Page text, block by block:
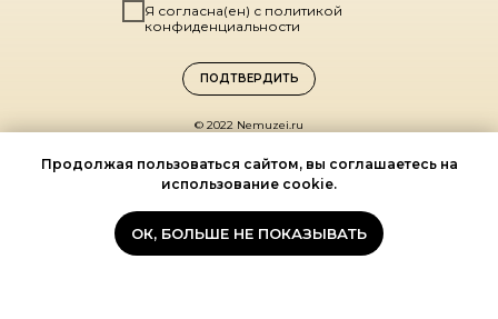
Я согласна(ен) с политикой
конфиденциальности
ПОДТВЕРДИТЬ
Политика конфиденциальности
© 2022 Nemuzei.ru
ул. Комиссара Смирнова, д. 15
(ДК Выборгский, 1 этаж)
Продолжая пользоваться сайтом, вы соглашаетесь на
использование cookie.
ОК, БОЛЬШЕ НЕ ПОКАЗЫВАТЬ